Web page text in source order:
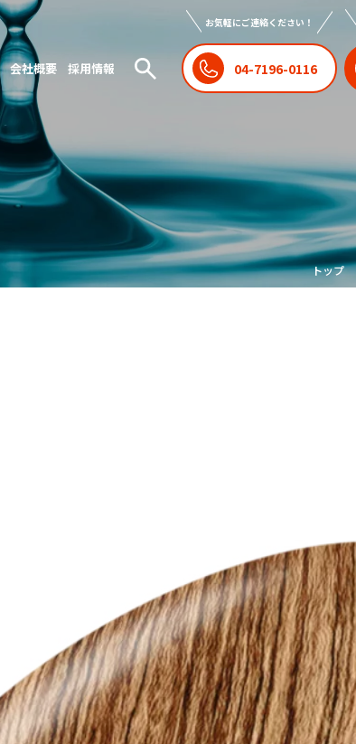
会社概要 採用情報
お気軽にご連絡ください！
04-7196-0116
トップ